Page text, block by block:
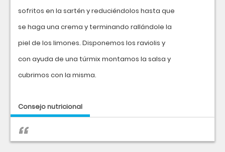
sofritos en la sartén y reduciéndolos hasta que
se haga una crema y terminando rallándole la
piel de los limones. Disponemos los raviolis y
con ayuda de una túrmix montamos la salsa y
cubrimos con la misma.
Consejo nutricional